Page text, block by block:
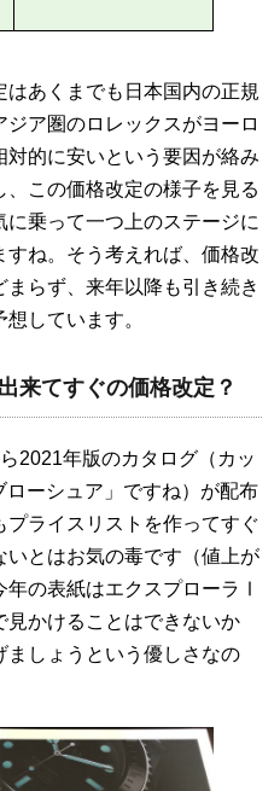
あくまでも日本国内の正規
ア圏のロレックスがヨーロ
的に安いという要因が絡み
この価格改定の様子を見る
乗って一つ上のステージに
ね。そう考えれば、価格改
らず、来年以降も引き続き
しています。
来てすぐの価格改定？
2021年版のカタログ（カッ
ーシュア」ですね）が配布
ライスリストを作ってすぐ
とはお気の毒です（値上が
年の表紙はエクスプローラⅠ
かけることはできないか
ましょうという優しさなの